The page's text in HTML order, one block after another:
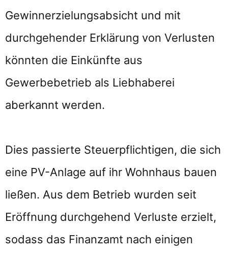
Gewinnerzielungsabsicht und mit
durchgehender Erklärung von Verlusten
könnten die Einkünfte aus
Gewerbebetrieb als Liebhaberei
aberkannt werden.
Dies passierte Steuerpflichtigen, die sich
eine PV-Anlage auf ihr Wohnhaus bauen
ließen. Aus dem Betrieb wurden seit
Eröffnung durchgehend Verluste erzielt,
sodass das Finanzamt nach einigen